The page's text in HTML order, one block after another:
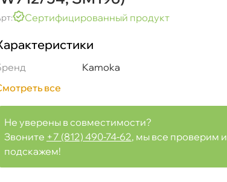
Сертифицированный продукт
Kamoka
все
Не уверены в совместимости?
Звоните +7 (812) 490-74-62, мы все проверим и
подскажем!
08.08 (при заказе от 2000₽)